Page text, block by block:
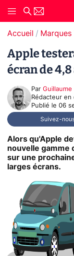
Accueil Marques
Apple
écran de 4,8
Par Guillaume
Rédacteur
Publié le 06
Suivez-
Alors qu'Apple
nouvelle gamme
sur une
larges écrans.